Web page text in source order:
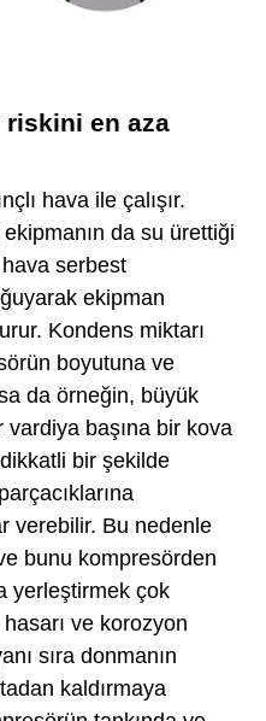
riskini en aza
hava ile çalışır.
da su ürettiği
hava serbest
ekipman
Kondens miktarı
boyutuna ve
da örneğin, büyük
başına bir kova
bir şekilde
verebilir. Bu nedenle
bunu kompresörden
yerleştirmek çok
ve korozyon
sıra donmanın
kaldırmaya